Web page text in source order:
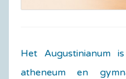
Het Augustinianum
atheneum en